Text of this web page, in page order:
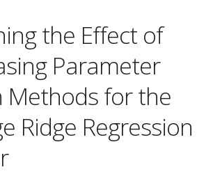
the Effect of
Parameter
Methods for the
Ridge Regression